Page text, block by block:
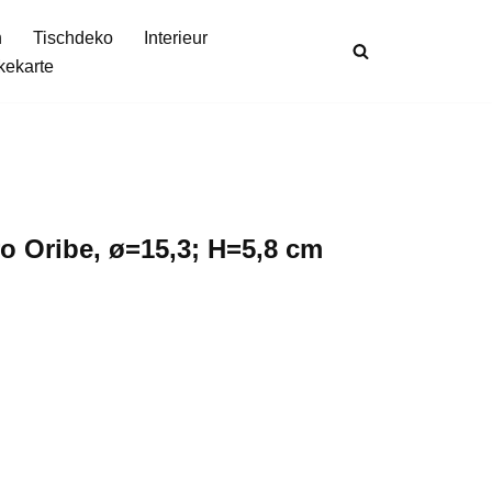
Tischdeko
Interieur
Oribe, ø=15,3; H=5,8 cm